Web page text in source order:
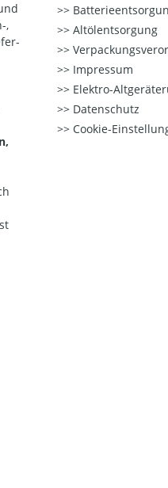
,
Altölentsorgung
Impressum
Elektro-
Datenschutz
Cookie-